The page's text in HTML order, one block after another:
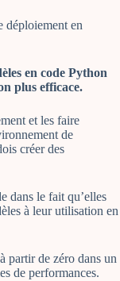
déploiement en
en code Python
plus efficace.
et les faire
de
créer des
dans le fait qu’elles
à leur utilisation en
partir de zéro dans un
de performances.